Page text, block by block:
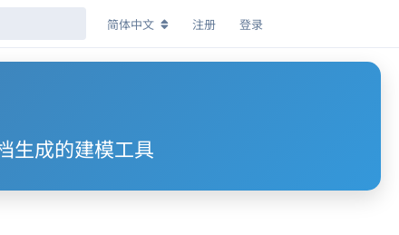
简体中文 注册 登录
生成的建模工具